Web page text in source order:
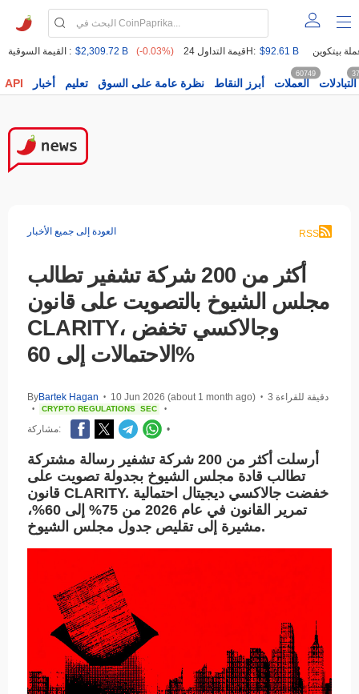
القيمة السوقية : $2,309.72 B (-0.03%) قيمة التداول 24H: $92.61 B
API أخبار تعليم نظرة عامة على السوق أبرز النقاط العملات
60749
التبادلات
العودة إلى جميع الأخبار RSS
أكثر من 200 شركة تشفير تطالب
مجلس الشيوخ بالتصويت على قانون
CLARITY، وجالاكسي تخفض
الاحتمالات إلى 60%
ByBartek Hagan • 10 Jun 2026 (about 1 month ago) • 3 دقيقة للقراءة
• CRYPTO REGULATIONS SEC •
مشاركة: •
أرسلت أكثر من 200 شركة تشفير رسالة مشتركة
تطالب قادة مجلس الشيوخ بجدولة تصويت على
قانون CLARITY. خفضت جالاكسي ديجيتال احتمالية
تمرير القانون في عام 2026 من 75% إلى 60%،
مشيرة إلى تقليص جدول مجلس الشيوخ.